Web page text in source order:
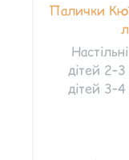
Палички
дітей 2–3
дітей 3–4